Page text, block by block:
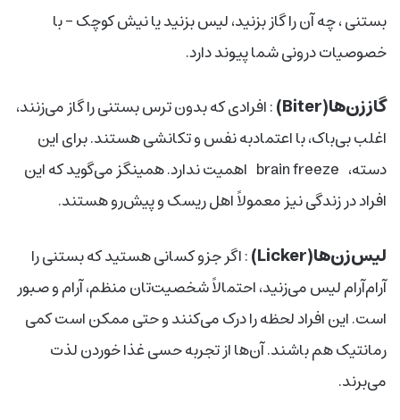
بستنی ، چه آن را گاز بزنید، لیس بزنید یا نیش کوچک – با
خصوصیات درونی شما پیوند دارد.
گاززن‌ها(Biter)
: افرادی که بدون ترس بستنی را گاز می‌زنند،
اغلب بی‌باک، با اعتمادبه نفس و تکانشی هستند. برای این
دسته، brain freeze اهمیت ندارد. همینگز می‌گوید که این
افراد در زندگی نیز معمولاً اهل ریسک و پیش‌‌رو هستند.
لیس‌زن‌ها(Licker)
: اگر جزو کسانی هستید که بستنی را
آرام‌آرام لیس می‌زنید، احتمالاً شخصیت‌تان منظم، آرام و صبور
است. این افراد لحظه را درک می‌کنند و حتی ممکن است کمی
رمانتیک هم باشند. آن‌ها از تجربه حسی غذا خوردن لذت
می‌برند.